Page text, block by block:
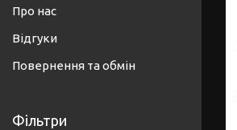
Про нас
Відгуки
Повернення та обмін
Фільтри